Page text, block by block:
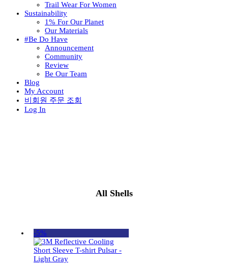
Trail Wear For Women
Sustainability
1% For Our Planet
Our Materials
#Be Do Have
Announcement
Community
Review
Be Our Team
Blog
My Account
비회원 주문 조회
Log In
All Shells
-5%